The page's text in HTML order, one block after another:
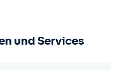
und Services